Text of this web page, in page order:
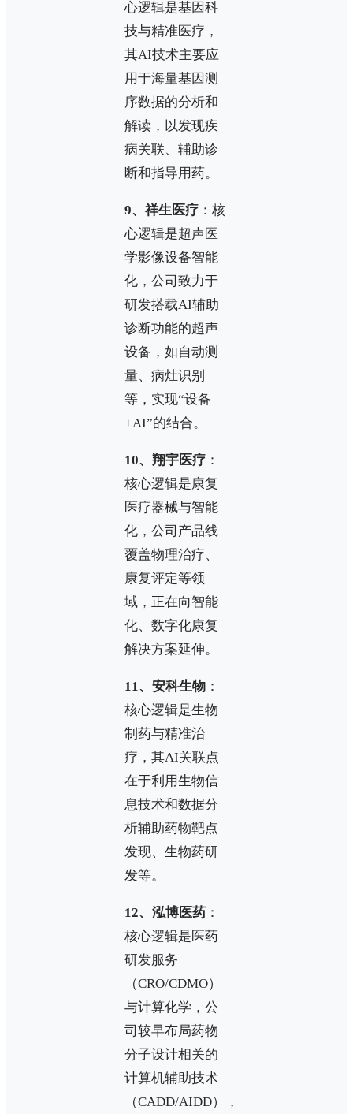
心逻辑是基因科
技与精准医疗，
其AI技术主要应
用于海量基因测
序数据的分析和
解读，以发现疾
病关联、辅助诊
断和指导用药。
9、祥生医疗 ：核
心逻辑是超声医
学影像设备智能
化，公司致力于
研发搭载AI辅助
诊断功能的超声
设备，如自动测
量、病灶识别
等，实现“设备
+AI”的结合。
10、翔宇医疗 ：
核心逻辑是康复
医疗器械与智能
化，公司产品线
覆盖物理治疗、
康复评定等领
域，正在向智能
化、数字化康复
解决方案延伸。
11、安科生物 ：
核心逻辑是生物
制药与精准治
疗，其AI关联点
在于利用生物信
息技术和数据分
析辅助药物靶点
发现、生物药研
发等。
12、泓博医药 ：
核心逻辑是医药
研发服务
（CRO/CDMO）
与计算化学，公
司较早布局药物
分子设计相关的
计算机辅助技术
（CADD/AIDD），